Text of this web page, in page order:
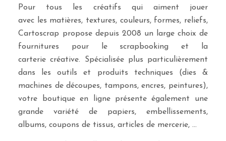
Pour tous les créatifs qui aiment jouer
avec les matières, textures, couleurs, formes, reliefs,
Cartoscrap propose depuis 2008 un large choix de
fournitures pour le scrapbooking et la
carterie créative. Spécialisée plus particulièrement
dans les outils et produits techniques (dies &
machines de découpes, tampons, encres, peintures),
votre boutique en ligne présente également une
grande variété de papiers, embellissements,
albums, coupons de tissus, articles de mercerie, …